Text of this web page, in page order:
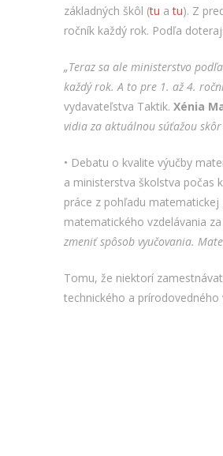
základných škôl (tu atu). Z
ročník každý rok. Podľa
„Teraz sa ale ministerstvo
každý rok. A to pre 1. až 4.
vydavateľstva Taktik. Xénia
vidia za aktuálnou súťažou
• Debatu o kvalite výučby
a ministerstva školstva počas
práce z pohľadu
matematického vzdelávania
zmeniť spôsob vyučovania.
Tomu, že niektorí
technického a prírodovedného